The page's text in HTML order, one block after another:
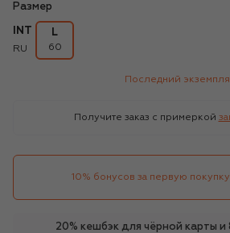
Размер
INT
RU
L
60
Последний
Получите заказ с примеркой
10% бонусов за первую покупку
20% кешбэк для чёрной карты и